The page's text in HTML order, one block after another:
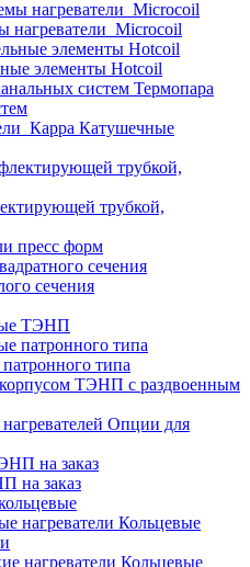
нагреватели_Microcoil
элементы Hotcoil
Термопара
Катушечные
трубкой,
пресс форм
сечения
сечения
ТЭНП
типа
ТЭНП с раздвоенным
Опции для
на заказ
Кольцевые
Кольцевые